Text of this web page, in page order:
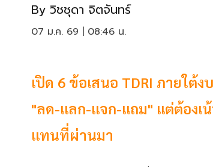
By วิชชุดา จิตจันทร์
07 ม.ค. 69 | 08:46 น.
เปิด 6 ข้อเสนอ TDRI ภายใ
"ลด-แลก-แจก-แถม" แต่ต้องเน้
แทนที่ผ่านมา